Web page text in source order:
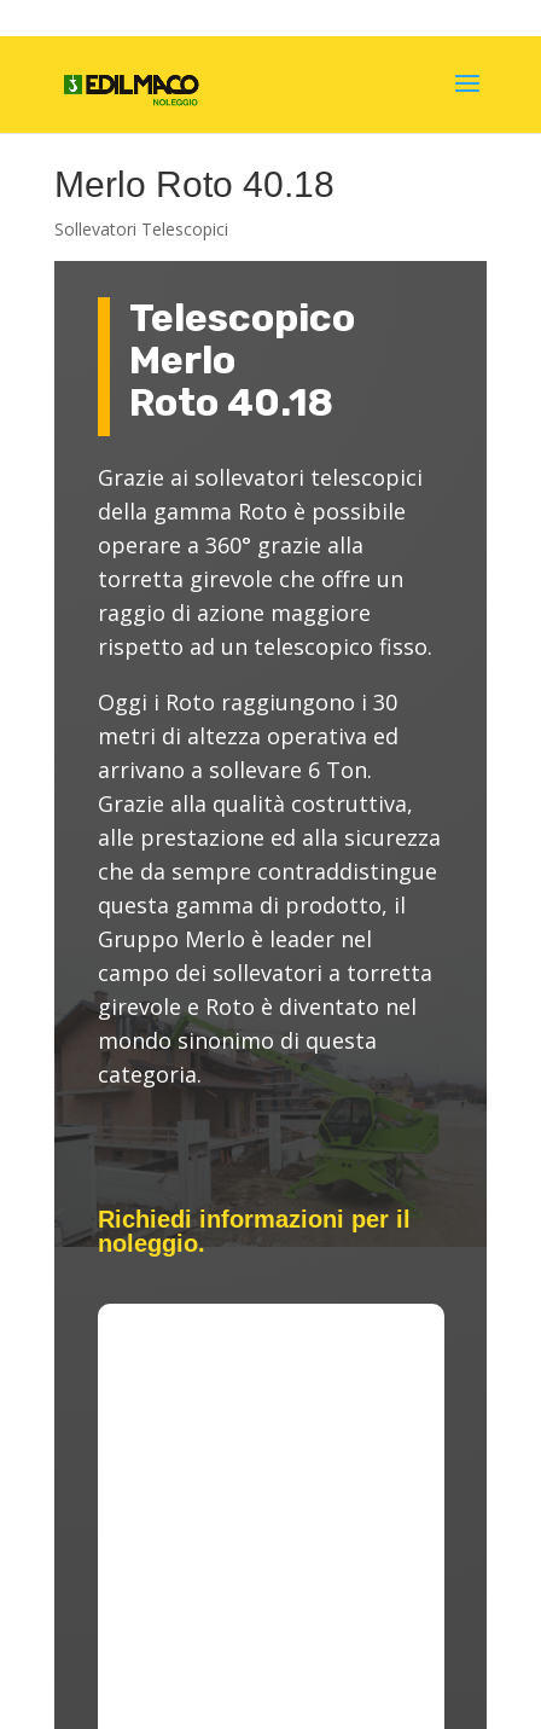
Merlo Roto 40.18
Sollevatori Telescopici
Telescopico
Merlo
Roto 40.18
Grazie ai sollevatori telescopici
della gamma Roto è possibile
operare a 360° grazie alla
torretta girevole che offre un
raggio di azione maggiore
rispetto ad un telescopico fisso.
Oggi i Roto raggiungono i 30
metri di altezza operativa ed
arrivano a sollevare 6 Ton.
Grazie alla qualità costruttiva,
alle prestazione ed alla sicurezza
che da sempre contraddistingue
questa gamma di prodotto, il
Gruppo Merlo è leader nel
campo dei sollevatori a torretta
girevole e Roto è diventato nel
mondo sinonimo di questa
categoria.
Richiedi informazioni per il
noleggio.